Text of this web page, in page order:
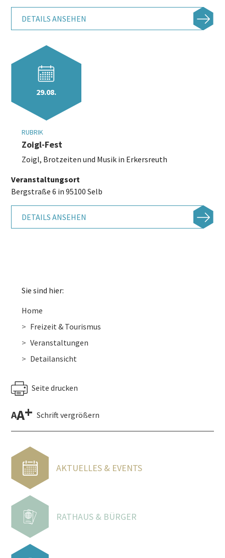
DETAILS ANSEHEN
29.08.
RUBRIK
Zoigl-Fest
Zoigl, Brotzeiten und Musik in Erkersreuth
Veranstaltungsort
Bergstraße 6 in 95100 Selb
DETAILS ANSEHEN
Sie sind hier:
Home
Freizeit & Tourismus
Veranstaltungen
Detailansicht
Seite drucken
AA+ Schrift vergrößern
AKTUELLES & EVENTS
RATHAUS & BÜRGER